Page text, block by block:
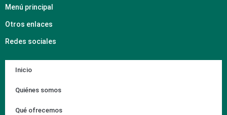
Menú principal
Otros enlaces
Redes sociales
Inicio
Quiénes somos
Qué ofrecemos